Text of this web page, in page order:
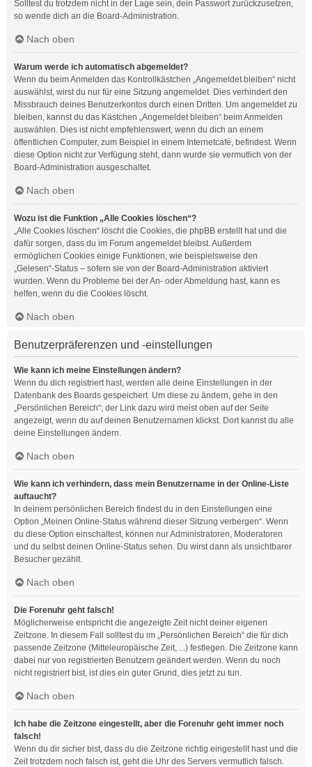
Solltest du trotzdem nicht in der Lage sein, dein Passwort zurückzusetzen,
so wende dich an die Board-Administration.
Nach oben
Warum werde ich automatisch abgemeldet?
Wenn du beim Anmelden das Kontrollkästchen „Angemeldet bleiben“ nicht
auswählst, wirst du nur für eine Sitzung angemeldet. Dies verhindert den
Missbrauch deines Benutzerkontos durch einen Dritten. Um angemeldet zu
bleiben, kannst du das Kästchen „Angemeldet bleiben“ beim Anmelden
auswählen. Dies ist nicht empfehlenswert, wenn du dich an einem
öffentlichen Computer, zum Beispiel in einem Internetcafé, befindest. Wenn
diese Option nicht zur Verfügung steht, dann wurde sie vermutlich von der
Board-Administration ausgeschaltet.
Nach oben
Wozu ist die Funktion „Alle Cookies löschen“?
„Alle Cookies löschen“ löscht die Cookies, die phpBB erstellt hat und die
dafür sorgen, dass du im Forum angemeldet bleibst. Außerdem
ermöglichen Cookies einige Funktionen, wie beispielsweise den
„Gelesen“-Status – sofern sie von der Board-Administration aktiviert
wurden. Wenn du Probleme bei der An- oder Abmeldung hast, kann es
helfen, wenn du die Cookies löscht.
Nach oben
Benutzerpräferenzen und -einstellungen
Wie kann ich meine Einstellungen ändern?
Wenn du dich registriert hast, werden alle deine Einstellungen in der
Datenbank des Boards gespeichert. Um diese zu ändern, gehe in den
„Persönlichen Bereich“; der Link dazu wird meist oben auf der Seite
angezeigt, wenn du auf deinen Benutzernamen klickst. Dort kannst du alle
deine Einstellungen ändern.
Nach oben
Wie kann ich verhindern, dass mein Benutzername in der Online-Liste
auftaucht?
In deinem persönlichen Bereich findest du in den Einstellungen eine
Option „Meinen Online-Status während dieser Sitzung verbergen“. Wenn
du diese Option einschaltest, können nur Administratoren, Moderatoren
und du selbst deinen Online-Status sehen. Du wirst dann als unsichtbarer
Besucher gezählt.
Nach oben
Die Forenuhr geht falsch!
Möglicherweise entspricht die angezeigte Zeit nicht deiner eigenen
Zeitzone. In diesem Fall solltest du im „Persönlichen Bereich“ die für dich
passende Zeitzone (Mitteleuropäische Zeit, ...) festlegen. Die Zeitzone kann
dabei nur von registrierten Benutzern geändert werden. Wenn du noch
nicht registriert bist, ist dies ein guter Grund, dies jetzt zu tun.
Nach oben
Ich habe die Zeitzone eingestellt, aber die Forenuhr geht immer noch
falsch!
Wenn du dir sicher bist, dass du die Zeitzone richtig eingestellt hast und die
Zeit trotzdem noch falsch ist, geht die Uhr des Servers vermutlich falsch.